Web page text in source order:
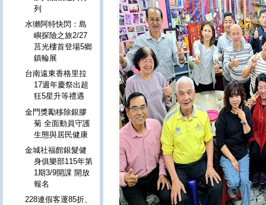
列
水獺阿特快閃：島
嶼探險之旅2/27
莒光樓首登場5鄉
鎮輪展
台南遠東香格里拉
17週年慶祭出超
狂5星升等禮遇
金門獎勵移除銀膠
菊 全面動員守護
生態與居民健康
金城社福館銀髮健
身俱樂部115年第
1期3/9開課 開放
報名
228連假客運85折、